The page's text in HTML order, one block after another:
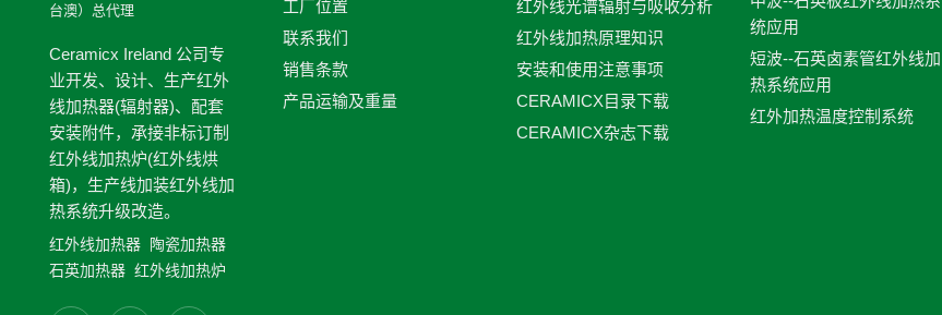
台澳）总代理
Ceramicx Ireland 公司专
业开发、设计、生产红外
线加热器(辐射器)、配套
安装附件，承接非标订制
红外线加热炉(红外线烘
箱)，生产线加装红外线加
热系统升级改造。
红外线加热器
陶瓷加热器
石英加热器 红外线加热炉
工厂位置
联系我们
销售条款
产品运输及重量
红外线光谱辐射与吸收分析
红外线加热原理知识
安装和使用注意事项
CERAMICX目录下载
CERAMICX杂志下载
统应用
短波--石英卤素管红外线加
热系统应用
红外加热温度控制系统